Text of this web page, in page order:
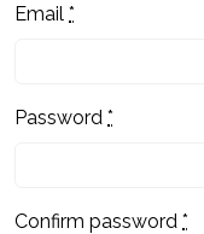
Email *
Password *
Confirm password *